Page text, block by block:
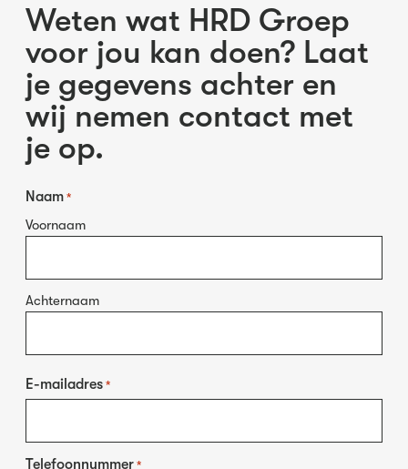
Weten wat HRD Groep
voor jou kan doen? Laat
je gegevens achter en
wij nemen contact met
je op.
Naam *
Voornaam
Achternaam
E-mailadres *
Telefoonnummer *